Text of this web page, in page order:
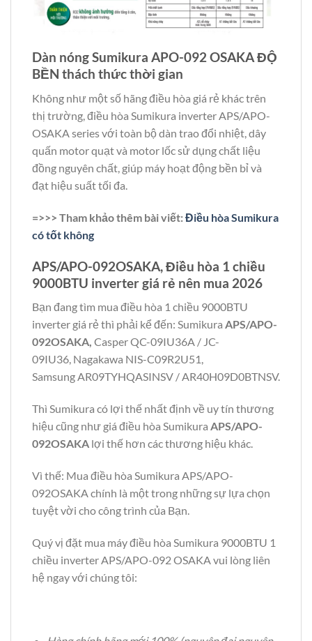
Dàn nóng Sumikura APO-092 OSAKA ĐỘ
BỀN thách thức thời gian
Không như một số hãng điều hòa giá rẻ khác trên
thị trường, điều hòa Sumikura inverter APS/APO-
OSAKA series với toàn bộ dàn trao đổi nhiệt, dây
quấn motor quạt và motor lốc sử dụng chất liệu
đồng nguyên chất, giúp máy hoạt động bền bỉ và
đạt hiệu suất tối đa.
=>>> Tham khảo thêm bài viết:Điều hòa Sumikura
có tốt không
APS/APO-092OSAKA, Điều hòa 1 chiều
9000BTU inverter giá rẻ nên mua 2026
Bạn đang tìm mua điều hòa 1 chiều 9000BTU
inverter giá rẻ thì phải kể đến: Sumikura APS/APO-
092OSAKA, Casper QC-09IU36A / JC-
09IU36, Nagakawa NIS-C09R2U51,
Samsung AR09TYHQASINSV / AR40H09D0BTNSV.
Thì Sumikura có lợi thế nhất định về uy tín thương
hiệu cũng như giá điều hòa Sumikura APS/APO-
092OSAKA lợi thế hơn các thương hiệu khác.
Vì thế: Mua điều hòa Sumikura APS/APO-
092OSAKA chính là một trong những sự lựa chọn
tuyệt vời cho công trình của Bạn.
Quý vị đặt mua máy điều hòa Sumikura 9000BTU 1
chiều inverter APS/APO-092 OSAKA vui lòng liên
hệ ngay với chúng tôi: